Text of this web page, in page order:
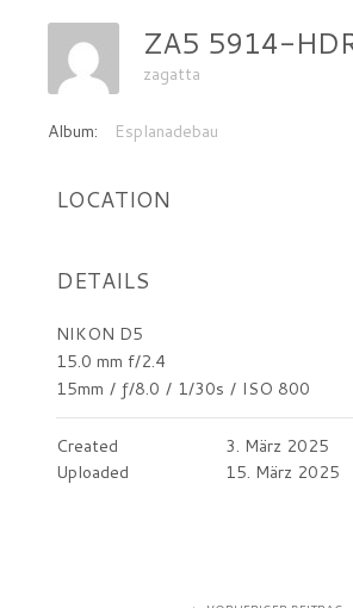
ZA5 5914-
zagatta
Album: Esplanadebau
LOCATION
DETAILS
NIKON D5
15.0 mm f/2.4
15mm / ƒ/8.0 / 1/30s / ISO 800
Created
3. März 2025
Uploaded
15. März 2025